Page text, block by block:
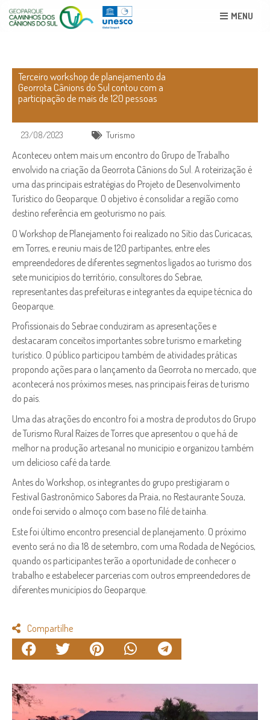
MENU
Terceiro workshop de planejamento da
Georrota Cânions do Sul contou com a
participação de mais de 120 pessoas
23/08/2023 Turismo
Aconteceu ontem mais um encontro do Grupo de Trabalho
envolvido na criação da Georrota Cânions do Sul. A roteirização é
uma das principais estratégias do Projeto de Desenvolvimento
Turístico do Geoparque. O objetivo é consolidar a região como
destino referência em geoturismo no país.
O Workshop de Planejamento foi realizado no Sítio das Curicacas,
em Torres, e reuniu mais de 120 partipantes, entre eles
empreendedores de diferentes segmentos ligados ao turismo dos
sete municípios do território, consultores do Sebrae,
representantes das prefeituras e integrantes da equipe técnica do
Geoparque.
Profissionais do Sebrae conduziram as apresentações e
destacaram conceitos importantes sobre turismo e marketing
turístico. O público participou também de atividades práticas
propondo ações para o lançamento da Georrota no mercado, que
acontecerá nos próximos meses, nas principais feiras de turismo
do país.
Uma das atrações do encontro foi a mostra de produtos do Grupo
de Turismo Rural Raízes de Torres que apresentou o que há de
melhor na produção artesanal no município e organizou também
um delicioso café da tarde.
Antes do Workshop, os integrantes do grupo prestigiaram o
Festival Gastronômico Sabores da Praia, no Restaurante Souza,
onde foi servido o almoço com base no filé de tainha.
Este foi último encontro presencial de planejamento. O próximo
evento será no dia 18 de setembro, com uma Rodada de Negócios,
quando os participantes terão a oportunidade de conhecer o
trabalho e estabelecer parcerias com outros empreendedores de
diferentes municípios do Geoparque.
Compartilhe